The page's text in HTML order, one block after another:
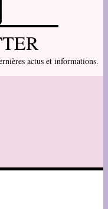
actus et informations.